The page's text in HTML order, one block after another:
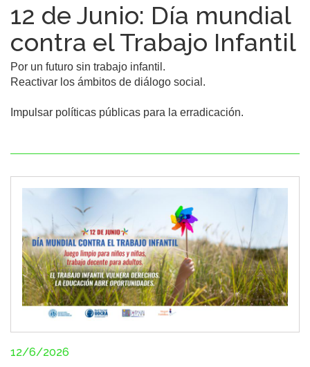
12 de Junio: Día mundial
contra el Trabajo Infantil
Por un futuro sin trabajo infantil.
Reactivar los ámbitos de diálogo social.
Impulsar políticas públicas para la erradicación.
12/6/2026